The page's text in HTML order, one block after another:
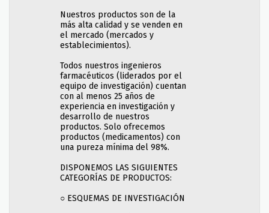
Nuestros productos son de la
más alta calidad y se venden en
el mercado (mercados y
establecimientos).
Todos nuestros ingenieros
farmacéuticos (liderados por el
equipo de investigación) cuentan
con al menos 25 años de
experiencia en investigación y
desarrollo de nuestros
productos. Solo ofrecemos
productos (medicamentos) con
una pureza mínima del 98%.
DISPONEMOS LAS SIGUIENTES
CATEGORÍAS DE PRODUCTOS:
○ ESQUEMAS DE INVESTIGACIÓN